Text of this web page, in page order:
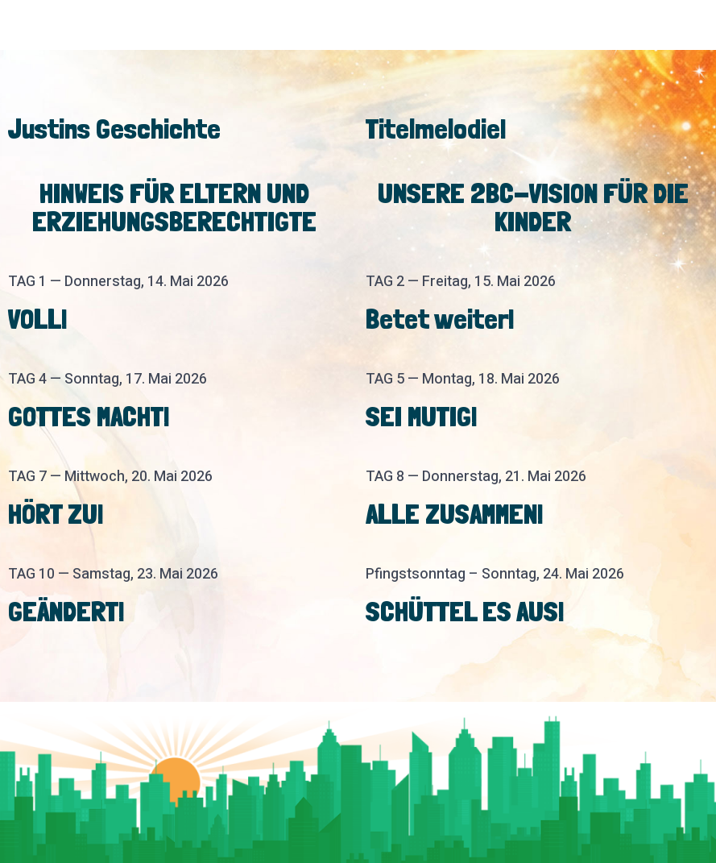
Justins Geschichte
Titelmelodie!
HINWEIS FÜR ELTERN UND
ERZIEHUNGSBERECHTIGTE
UNSERE 2BC-VISION FÜR DIE
KINDER
TAG 1 — Donnerstag, 14. Mai 2026
VOLL!
TAG 2 — Freitag, 15. Mai 2026
Betet weiter!
TAG 4 — Sonntag, 17. Mai 2026
GOTTES MACHT!
TAG 5 — Montag, 18. Mai 2026
SEI MUTIG!
TAG 7 — Mittwoch, 20. Mai 2026
HÖRT ZU!
TAG 8 — Donnerstag, 21. Mai 2026
ALLE ZUSAMMEN!
TAG 10 — Samstag, 23. Mai 2026
GEÄNDERT!
Pfingstsonntag – Sonntag, 24. Mai 2026
SCHÜTTEL ES AUS!